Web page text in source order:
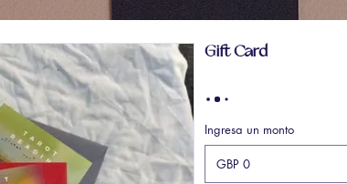
Gift Card
Ingresa un monto
GBP